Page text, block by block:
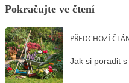
Pokračujte ve čtení
PŘEDCHOZÍ
Jak si poradit